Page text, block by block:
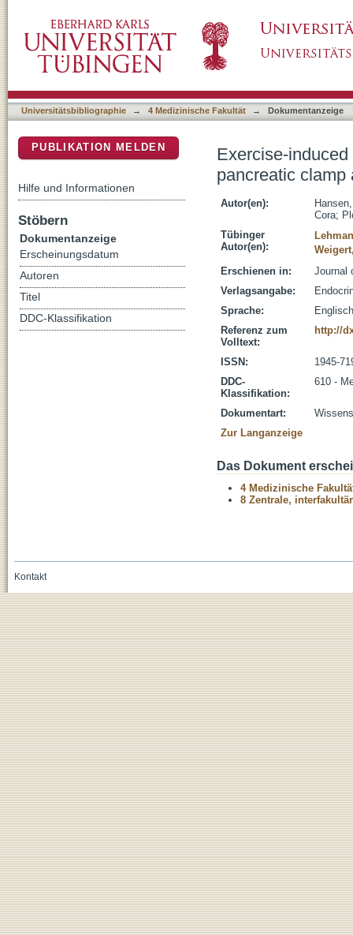
in type 2 diabetes
Universitätsbibliographie → 4 Medizinische Fakultät → Dokumentanzeige
Exercise-
pancreatic clamp
Autor(en):
Cora;
Tübinger
Autor(en):
Erschienen in:
Journal
Verlagsangabe:
Sprache:
Englisch
Referenz zum
Volltext:
http://
ISSN:
1945-
DDC-
Klassifikation:
610 -
Dokumentart:
Zur Langanzeige
Das Dokument
4 Medizinische
8 Zentrale,
PUBLIKATION MELDEN
Hilfe und Informationen
Stöbern
Dokumentanzeige
Erscheinungsdatum
Autoren
Titel
DDC-Klassifikation
Kontakt